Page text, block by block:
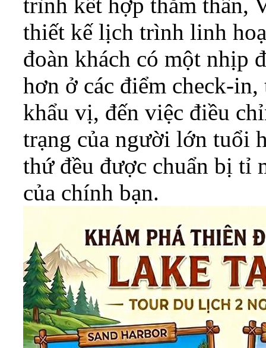
thiết kế lịch trình linh
đoàn khách có một nhịp
hơn ở các điểm check-
khẩu vị, đến việc điều
trạng của người lớn tuổi
thứ đều được chuẩn bị tỉ
của chính bạn.